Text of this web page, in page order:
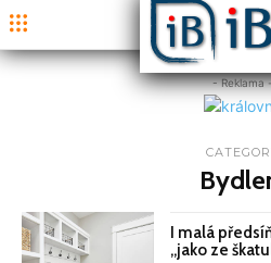
- Reklama
I malá
„jako ze